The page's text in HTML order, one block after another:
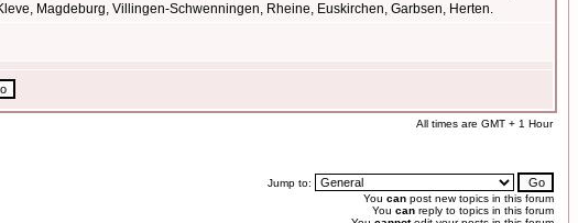
Magdeburg, Villingen-Schwenningen, Rheine, Euskirchen, Garbsen, Herten.
All times are GMT + 1 Hour
Jump to:
You can post new topics in this forum
You can reply to topics in this forum